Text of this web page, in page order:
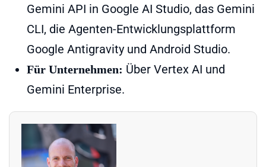
Gemini API in Google AI Studio, das Gemini
CLI, die Agenten-Entwicklungsplattform
Google Antigravity und Android Studio.
Für Unternehmen: Über Vertex AI und
Gemini Enterprise.